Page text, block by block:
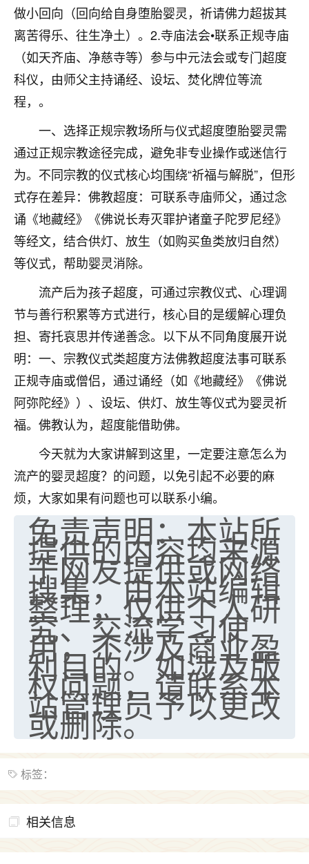
做小回向（回向给自身堕胎婴灵，祈请佛力超拔其
离苦得乐、往生净土）。2.寺庙法会•联系正规寺庙
（如天齐庙、净慈寺等）参与中元法会或专门超度
科仪，由师父主持诵经、设坛、焚化牌位等流
程，。
一、选择正规宗教场所与仪式超度堕胎婴灵需
通过正规宗教途径完成，避免非专业操作或迷信行
为。不同宗教的仪式核心均围绕“祈福与解脱”，但形
式存在差异：佛教超度：可联系寺庙师父，通过念
诵《地藏经》《佛说长寿灭罪护诸童子陀罗尼经》
等经文，结合供灯、放生（如购买鱼类放归自然）
等仪式，帮助婴灵消除。
流产后为孩子超度，可通过宗教仪式、心理调
节与善行积累等方式进行，核心目的是缓解心理负
担、寄托哀思并传递善念。以下从不同角度展开说
明：一、宗教仪式类超度方法佛教超度法事可联系
正规寺庙或僧侣，通过诵经（如《地藏经》《佛说
阿弥陀经》）、设坛、供灯、放生等仪式为婴灵祈
福。佛教认为，超度能借助佛。
今天就为大家讲解到这里，一定要注意怎么为
流产的婴灵超度？的问题，以免引起不必要的麻
烦，大家如果有问题也可以联系小编。
免责声明：本站所
提供的内容均来源
于网友提供或网络
搜集，由本站编辑
整理，仅供个人研
究、交流学习使
用，不涉及商业盈
利目的。如涉及版
权问题，请联系本
站管理员予以更改
或删除。
标签：
相关信息
金白水清
我也想找老师看看，有没有人给个联系方式的啊？
鹿森：慧来老师微信：gjsy0624
青春168
我也想要，我也想要！
2天前 来自山西 15
Jessica李
老师做不做超度法事？我想给我奶奶做超度，她今年
刚去世了。
七零老顽童：我母亲前年离世，刚开始我经常
师，安排了超度法事，做梦再也没有梦到过
了，一开始是半信半疑的，图个心安，给亡母
超度，现在看来，人不信也不行。
2天前 来自云南 11
优秀的张同学
老师收徒吗？？我对这些很感兴趣
2天前 来自山西